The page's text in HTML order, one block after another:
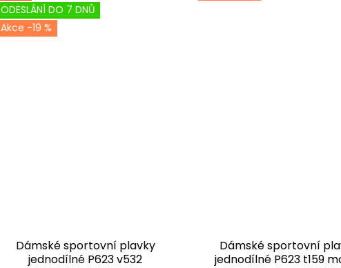
ODESLÁNÍ DO 7 DNŮ
-19 %
Dámské sportovní plavky
jednodílné P623 v532
Dámské sportovní
jednodílné P623 t159